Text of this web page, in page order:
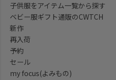
子供服をアイテム一覧から探す
ベビー服ギフト通販のCWTCH
新作
再入荷
予約
セール
my focus(よみもの)